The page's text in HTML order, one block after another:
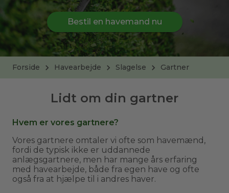
Bestil en havemand nu
Forside Havearbejde Slagelse Gartner
Lidt om din gartner
Hvem er vores gartnere?
Vores gartnere omtaler vi ofte som havemænd,
fordi de typisk ikke er uddannede
anlægsgartnere, men har mange års erfaring
med havearbejde, både fra egen have og ofte
også fra at hjælpe til i andres haver.